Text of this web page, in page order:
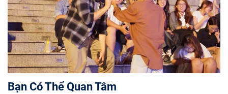
Bạn Có Thể Quan Tâm